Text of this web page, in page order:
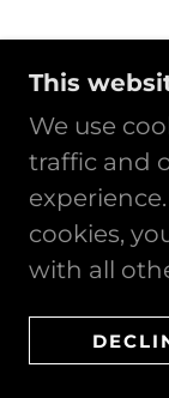
This
We use
traffic and
cookies,
with all